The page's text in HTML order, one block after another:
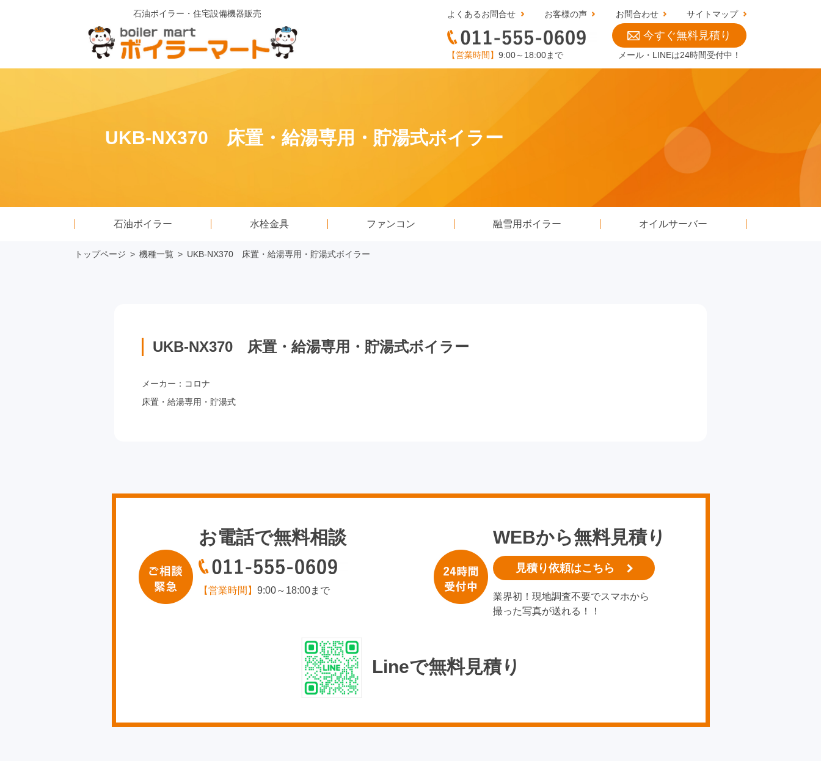
石油ボイラー・住宅設備機器販売 よくあるお問合せ お客様の声 お問合わせ サイトマップ
【営業時間】 9:00～18:00まで
今すぐ無料見積り
メール・LINEは24時間受付中！
UKB-NX370 床置・給湯専用・貯湯式ボイラー
石油ボイラー 水栓金具 ファンコン 融雪用ボイラー オイルサーバー
トップページ > 機種一覧 > UKB-NX370 床置・給湯専用・貯湯式ボイラー
UKB-NX370 床置・給湯専用・貯湯式ボイラー
メーカー：コロナ
床置・給湯専用・貯湯式
お電話で無料相談
【営業時間】 9:00～18:00まで
WEBから無料見積り
見積り依頼はこちら
業界初！現地調査不要でスマホから
撮った写真が送れる！！
Lineで無料見積り